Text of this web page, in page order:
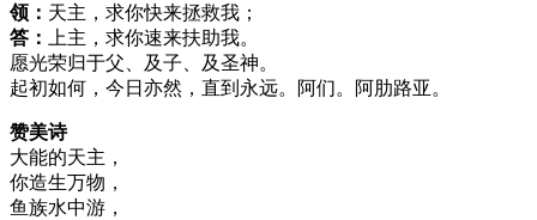
领： 天主，求你快来拯救我；
答：
上主，求你速来扶助我。
愿光荣归于父、及子、及圣神。
起初如何，今日亦然，直到永远。阿们。阿肋路亚。
赞美诗
大能的天主，
你造生万物，
鱼族水中游，